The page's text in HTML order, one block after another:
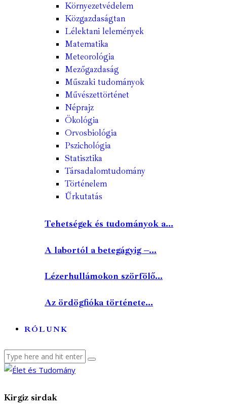
Környezetvédelem
Közgazdaságtan
Lélektani lelemények
Matematika
Meteorológia
Mezőgazdaság
Műszaki tudományok
Művészettörténet
Néprajz
Ökológia
Orvosbiológia
Pszichológia
Statisztika
Társadalomtudomány
Történelem
Űrkutatás
Tehetségek és tudományok a...
A labortól a betegágyig –...
Lézerhullámokon szörfölő...
Az ördögfióka története...
RÓLUNK
Kirgiz sirdak